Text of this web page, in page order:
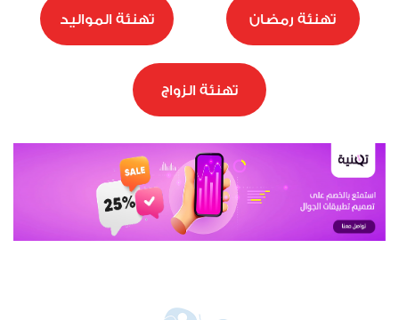
تهنئة رمضان تهنئة المواليد
تهنئة الزواج